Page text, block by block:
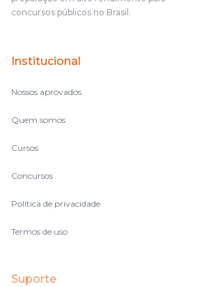
complicado, é uma avalanche de informação,
terem feito isso é muito bacana, porque
no volume de matérias.
concursos públicos no Brasil.
Institucional
Nossos aprovados
Quem somos
Cursos
Concursos
Política de privacidade
Termos de uso
Suporte